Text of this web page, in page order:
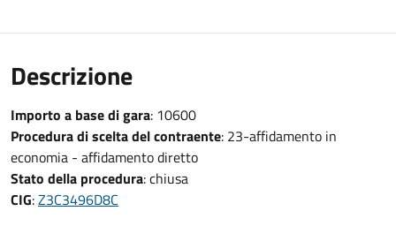
Descrizione
Importo a base di gara: 10600
Procedura di scelta del contraente: 23-affidamento in
economia - affidamento diretto
Stato della procedura: chiusa
CIG:Z3C3496D8C